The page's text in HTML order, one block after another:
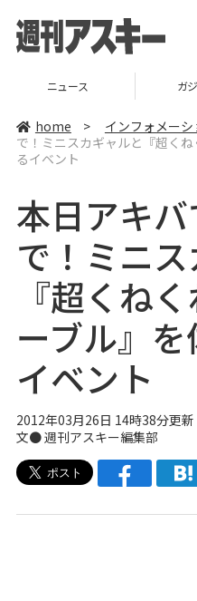
ニュース ガ
home > インフォメーシ
で！ミニスカギャルと『超く
るイベント
本日アキ
で！ミニ
『超くね
ーブル』
イベント
2012年03月26日 14時38分更新
文●週刊アスキー編集部